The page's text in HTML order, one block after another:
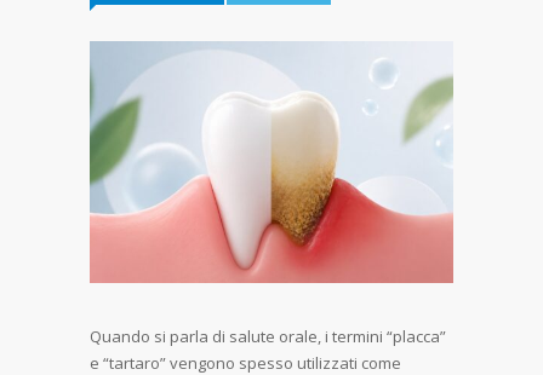
Quando si parla di salute orale, i termini “placca”
e “tartaro” vengono spesso utilizzati come